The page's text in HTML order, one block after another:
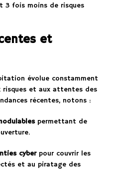
3 fois moins de risques
et
évolue constamment
risques et aux attentes des
récentes, notons :
permettant de
cyberpour couvrir les
et au piratage des